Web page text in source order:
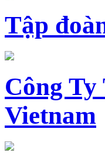
Tập
Công
Vietnam